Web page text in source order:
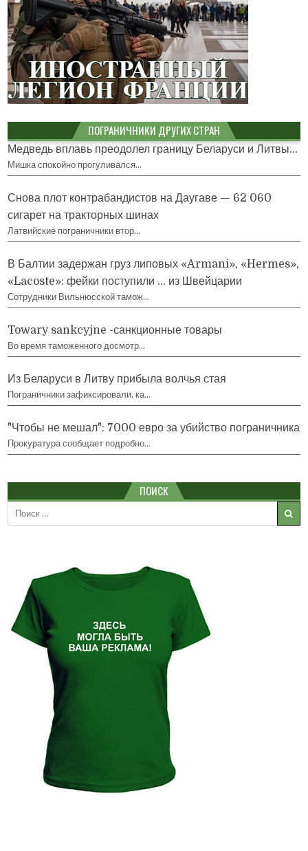
ПОГРАНИЧНИКИ ДРУГИХ СТРАН
Медведь вплавь преодолел границу Беларуси и Литвы...
Мишка спокойно прогуливался…
Снова плот контрабандистов на Даугаве — 62 060
сигарет на тракторных шинах
Латвийские пограничники втор…
В Балтии задержан груз липовых «Armani», «Hermes»,
«Lacoste»: фейки поступили … из Швейцарии
Сотрудники Вильнюсской тамож…
Towary sankcyjne -санкционные товары
Во время таможенного досмотр…
Из Беларуси в Литву прибыла волчья стая
Пограничники зафиксировали, ка…
"Чтобы не мешал": 7000 евро за убийство пограничника
Прокуратура сообщает подробно…
ПОИСК